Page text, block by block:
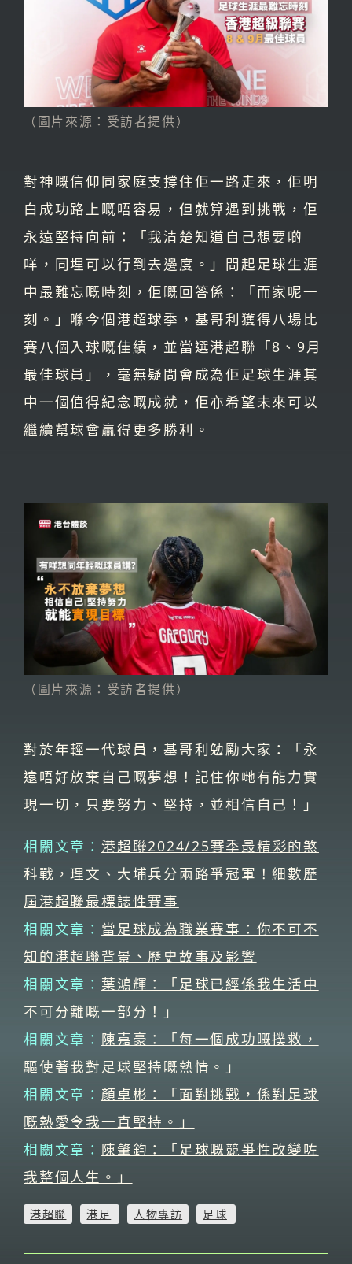
（圖片來源：受訪者提供）
對神嘅信仰同家庭支撐住佢一路走來，佢明
白成功路上嘅唔容易，但就算遇到挑戰，佢
永遠堅持向前：「我清楚知道自己想要啲
咩，同埋可以行到去邊度。」問起足球生涯
中最難忘嘅時刻，佢嘅回答係：「而家呢一
刻。」喺今個港超球季，基哥利獲得八場比
賽八個入球嘅佳績，並當選港超聯「8、9月
最佳球員」，毫無疑問會成為佢足球生涯其
中一個值得紀念嘅成就，佢亦希望未來可以
繼續幫球會贏得更多勝利。
（圖片來源：受訪者提供）
對於年輕一代球員，基哥利勉勵大家：「永
遠唔好放棄自己嘅夢想！記住你哋有能力實
現一切，只要努力、堅持，並相信自己！」
相關文章：港超聯2024/25賽季最精彩的煞
科戰，理文、大埔兵分兩路爭冠軍！細數歷
屆港超聯最標誌性賽事
相關文章： 當足球成為職業賽事：你不可不
知的港超聯背景、歷史故事及影響
相關文章： 葉鴻輝：「足球已經係我生活中
不可分離嘅一部分！」
相關文章： 陳嘉豪：「每一個成功嘅撲救，
驅使著我對足球堅持嘅熱情。」
相關文章： 顏卓彬：「面對挑戰，係對足球
嘅熱愛令我一直堅持。」
相關文章： 陳肇鈞：「足球嘅競爭性改變咗
我整個人生。」
港超聯 港足 人物專訪 足球